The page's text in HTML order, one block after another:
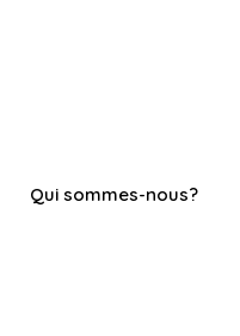
Qui sommes-nous?